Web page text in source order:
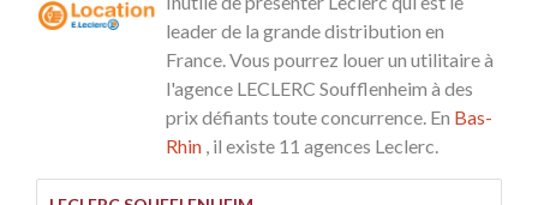
leader de la grande distribution en
France. Vous pourrez louer un utilitaire à
l'agence LECLERC Soufflenheim à des
prix défiants toute concurrence. En Bas-
Rhin , il existe 11 agences Leclerc.